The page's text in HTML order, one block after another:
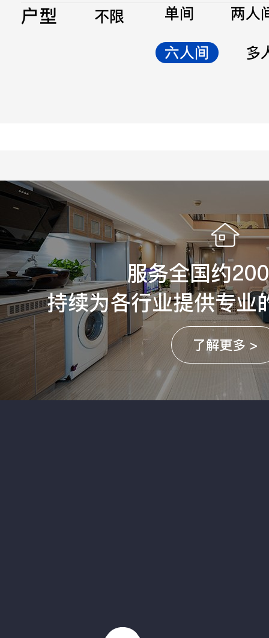
户型 不限 单间
两人
六人间
多
服务全国约
持续为各行业提供专业
了解更多 >